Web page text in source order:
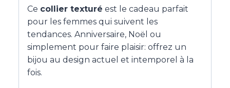
Ce collier texturé est le cadeau parfait
pour les femmes qui suivent les
tendances. Anniversaire, Noël ou
simplement pour faire plaisir: offrez un
bijou au design actuel et intemporel à la
fois.